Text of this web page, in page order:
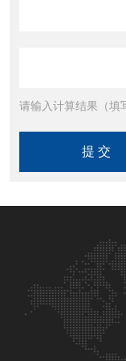
请输入计算结果（填